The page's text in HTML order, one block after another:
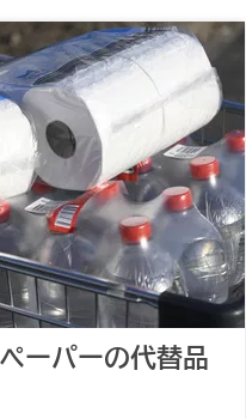
ーパーの代替品